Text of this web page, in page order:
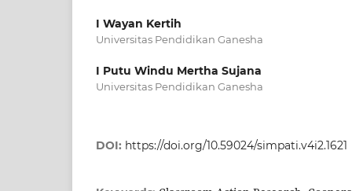
I Wayan Kertih
Universitas Pendidikan Ganesha
I Putu Windu Mertha Sujana
Universitas Pendidikan Ganesha
DOI: https://doi.org/10.59024/simpati.v4i2.1621